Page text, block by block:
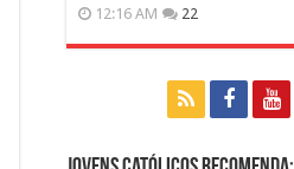
12:16 AM 22